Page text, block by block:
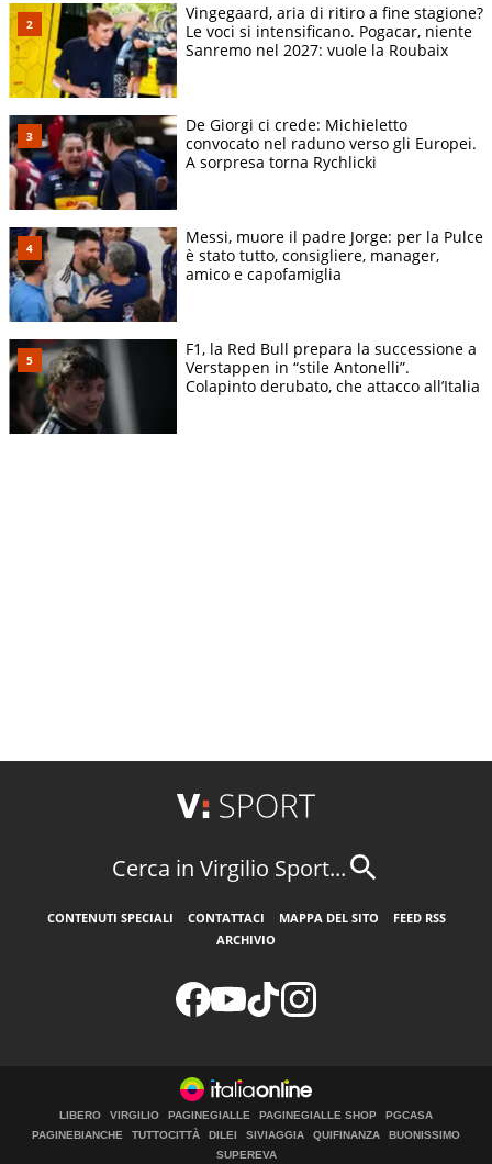
Vingegaard, aria di ritiro a fine stagione?
Le voci si intensificano. Pogacar, niente
Sanremo nel 2027: vuole la Roubaix
De Giorgi ci crede: Michieletto
convocato nel raduno verso gli Europei.
A sorpresa torna Rychlicki
Messi, muore il padre Jorge: per la Pulce
è stato tutto, consigliere, manager,
amico e capofamiglia
F1, la Red Bull prepara la successione a
Verstappen in “stile Antonelli”.
Colapinto derubato, che attacco all’Italia
Cerca in Virgilio Sport...
CONTENUTI SPECIALI CONTATTACI MAPPA DEL SITO
FEED RSS
ARCHIVIO
LIBERO VIRGILIO PAGINEGIALLE PAGINEGIALLE SHOP
PGCASA
PAGINEBIANCHE
TUTTOCITTÀ DILEI SIVIAGGIA QUIFINANZA
BUONISSIMO
SUPEREVA